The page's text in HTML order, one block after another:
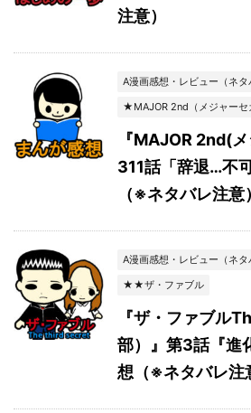
注意）
A漫画感想・レビュー（ネタ
★MAJOR 2nd（メジャーセ
『MAJOR 2nd(
311話「辞退…不
（※ネタバレ注意）
A漫画感想・レビュー（ネタ
★★ザ・ファブル
『ザ・ファブル
部）』第3話『進
想（※ネタバレ注